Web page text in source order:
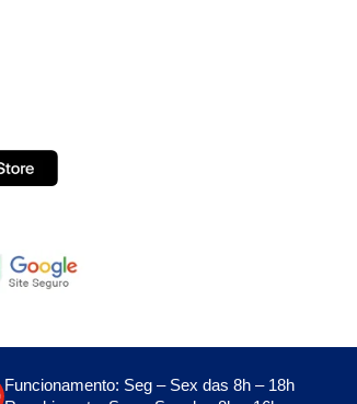
Funcionamento: Seg – Sex das 8h – 18h